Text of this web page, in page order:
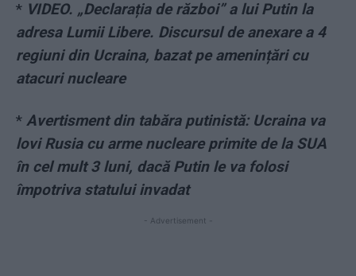
* VIDEO. „Declarația de război” a lui Putin la
adresa Lumii Libere. Discursul de anexare a 4
regiuni din Ucraina, bazat pe amenințări cu
atacuri nucleare
* Avertisment din tabăra putinistă: Ucraina va
lovi Rusia cu arme nucleare primite de la SUA
în cel mult 3 luni, dacă Putin le va folosi
împotriva statului invadat
- Advertisement -